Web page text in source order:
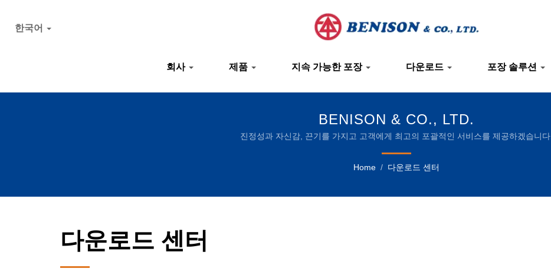
회사 제품 지속 가능한 포장 다운로드 포장 솔루션
한국어
BENISON & CO., LTD.
진정성과 자신감, 끈기를 가지고 고객에게 최고의 포괄적인 서비스를 제공하겠습니다.
Home / 다운로드 센터
다운로드 센터